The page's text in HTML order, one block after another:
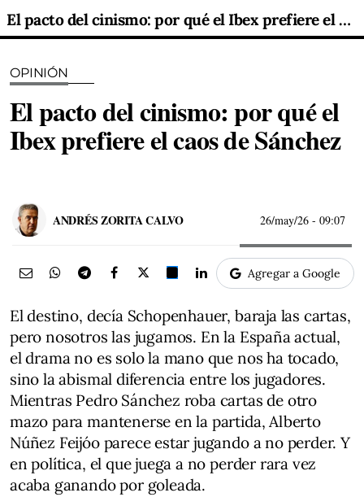
El pacto del cinismo: por qué el Ibex prefiere el caos de Sánchez
OPINIÓN
El pacto del cinismo: por qué el
Ibex prefiere el caos de Sánchez
ANDRÉS ZORITA CALVO 26/may/26 - 09:07
Agregar a Google
El destino, decía Schopenhauer, baraja las cartas,
pero nosotros las jugamos. En la España actual,
el drama no es solo la mano que nos ha tocado,
sino la abismal diferencia entre los jugadores.
Mientras Pedro Sánchez roba cartas de otro
mazo para mantenerse en la partida, Alberto
Núñez Feijóo parece estar jugando a no perder. Y
en política, el que juega a no perder rara vez
acaba ganando por goleada.